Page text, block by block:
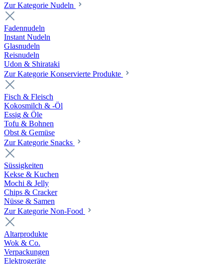
Zur Kategorie Nudeln
Fadennudeln
Instant Nudeln
Glasnudeln
Reisnudeln
Udon & Shirataki
Zur Kategorie Konservierte Produkte
Fisch & Fleisch
Kokosmilch & -Öl
Essig & Öle
Tofu & Bohnen
Obst & Gemüse
Zur Kategorie Snacks
Süssigkeiten
Kekse & Kuchen
Mochi & Jelly
Chips & Cracker
Nüsse & Samen
Zur Kategorie Non-Food
Altarprodukte
Wok & Co.
Verpackungen
Elektrogeräte